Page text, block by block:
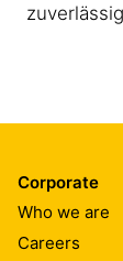
Corporate
Who we are
Careers